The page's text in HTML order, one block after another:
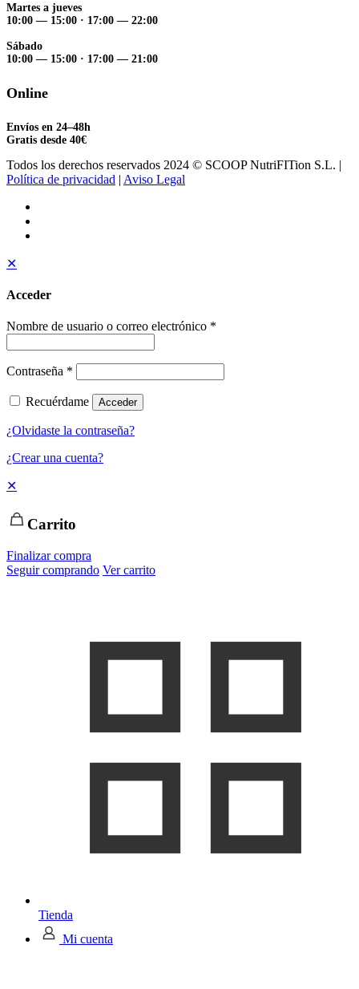
Martes a jueves
10:00 — 15:00 · 17:00 — 22:00
Sábado
10:00 — 15:00 · 17:00 — 21:00
Online
Envíos en 24–48h
Gratis desde 40€
Todos los derechos reservados 2024 © SCOOP NutriFITion S.L. |
Política de privacidad | Aviso Legal
✕
Acceder
Nombre de usuario o correo electrónico *
Contraseña *
Recuérdame Acceder
¿Olvidaste la contraseña?
¿Crear una cuenta?
✕
Carrito
Finalizar compra
Seguir comprando Ver carrito
Tienda
Mi cuenta